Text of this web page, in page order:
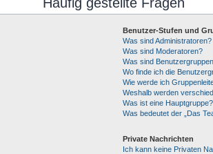
Benutzer-Stufen und
Was sind Administratoren?
Was sind Moderatoren?
Was sind
Wo finde ich die
Wie werde ich
Weshalb werden
Was ist eine Hauptgruppe?
Was bedeutet der „Das
Private Nachrichten
Ich kann keine Privaten